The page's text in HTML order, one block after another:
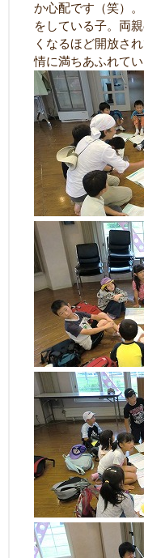
か心配です（笑）
をしている子。両
くなるほど開放さ
情に満ちあふれてい